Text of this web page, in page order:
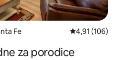
Fe prosječna
4,91 (106)
za porodice